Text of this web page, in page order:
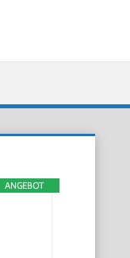
ANGEBOT